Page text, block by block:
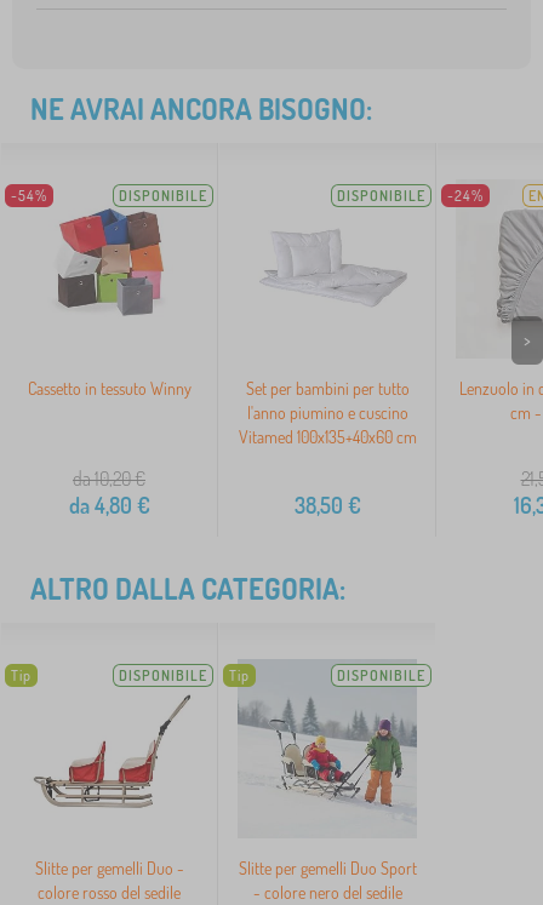
NE AVRAI ANCORA BISOGNO:
-54% DISPONIBILE
Cassetto in tessuto Winny
da 10,20€
da4,80 €
DISPONIBILE
Set per bambini per tutto
l'anno piumino e cuscino
Vitamed 100x135+40x60 cm
38,50 €
-24%
Lenzuolo in
cm
>
ALTRO DALLA CATEGORIA:
Tip DISPONIBILE
Slitte per gemelli Duo -
colore rosso del sedile
Tip DISPONIBILE
Slitte per gemelli Duo Sport
- colore nero del sedile